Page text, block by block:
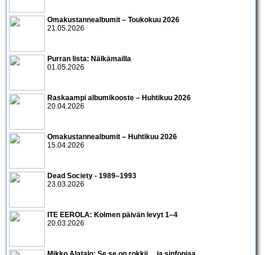
Omakustannealbumit – Toukokuu 2026
21.05.2026
Purran lista: Nälkämailla
01.05.2026
Raskaampi albumikooste – Huhtikuu 2026
20.04.2026
Omakustannealbumit – Huhtikuu 2026
15.04.2026
Dead Society - 1989–1993
23.03.2026
ITE EEROLA: Kolmen päivän levyt 1–4
20.03.2026